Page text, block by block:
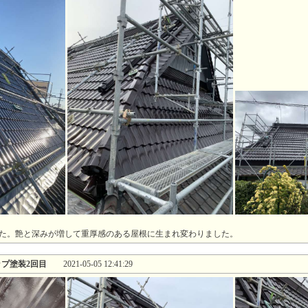
。艶と深みが増して重厚感のある屋根に生まれ変わりました。
塗装2回目 2021-05-05 12:41:29